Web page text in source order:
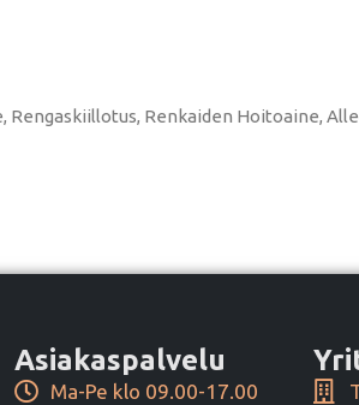
Renkaiden Hoitoaine,
Asiakaspalvelu
Ma-Pe klo 09.00-17.00